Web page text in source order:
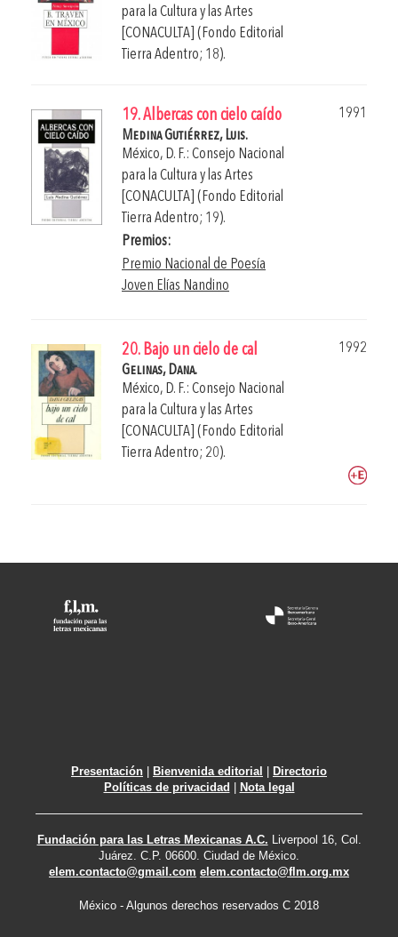
para la Cultura y las Artes
[CONACULTA] (Fondo Editorial
Tierra Adentro; 18).
19. Albercas con cielo caído
1991
Medina Gutiérrez, Luis.
México, D. F.: Consejo Nacional
para la Cultura y las Artes
[CONACULTA] (Fondo Editorial
Tierra Adentro; 19).
Premios:
Premio Nacional de Poesía
Joven Elías Nandino
20. Bajo un cielo de cal
1992
Gelinas, Dana.
México, D. F.: Consejo Nacional
para la Cultura y las Artes
[CONACULTA] (Fondo Editorial
Tierra Adentro; 20).
Presentación Bienvenida editorial
Directorio
Políticas de privacidad
Nota legal
Fundación para las Letras Mexicanas A.C. Liverpool 16, Col.
Juárez. C.P. 06600. Ciudad de México.
elem.contacto@gmail.com elem.contacto@flm.org.mx
México - Algunos derechos reservados C 2018